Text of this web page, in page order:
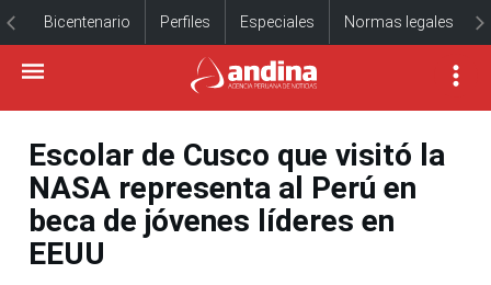
Bicentenario Perfiles Especiales Normas legales
Escolar de Cusco que visitó la
NASA representa al Perú en
beca de jóvenes líderes en
EEUU